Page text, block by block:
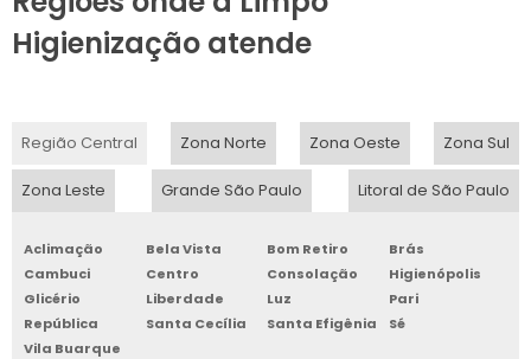
Higienização atende
Região Central Zona Norte Zona Oeste Zona Sul
Zona Leste Grande São Paulo Litoral de São Paulo
Aclimação Bela Vista Bom Retiro
Brás
Cambuci
Centro Consolação
Higienópolis
Glicério
Liberdade Luz
Pari
República
Santa Cecília Santa Efigênia
Sé
Vila Buarque